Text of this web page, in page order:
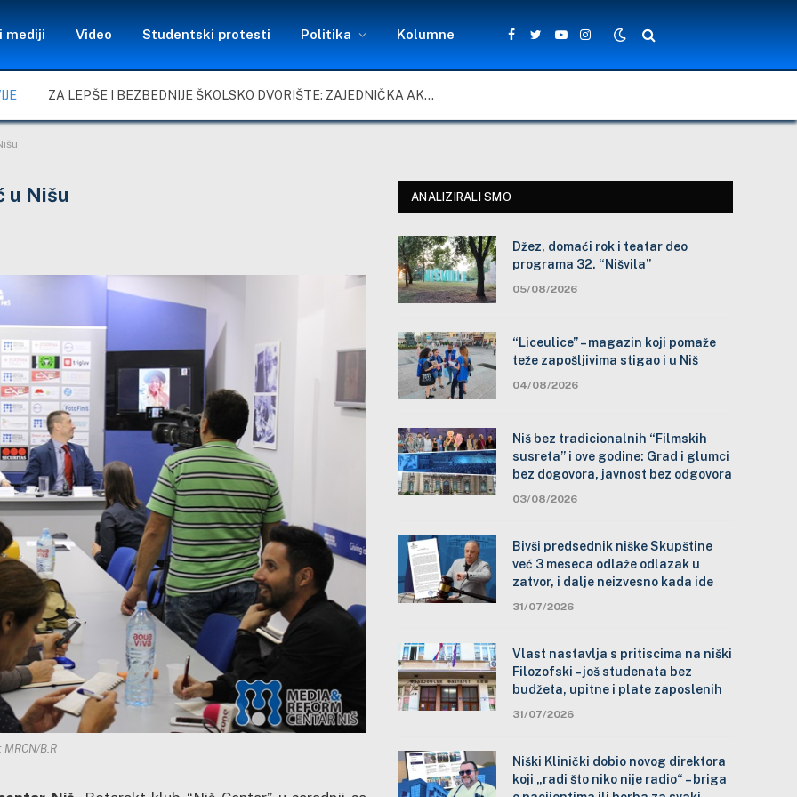
mediji Video Studentski protesti Politika Kolumne
Facebook
TwitterYouTubeInstagram
ZA LEPŠE I BEZBEDNIJE ŠKOLSKO DVORIŠTE: ZAJEDNIČKA AKCIJA MEŠTANA, NASTAVNIKA I ĐAKA U SELU VLASE KOD VRANJA
u Nišu
MRCN/B.R
ANALIZIRALI SMO
Džez, domaći rok i teatar deo
programa 32. “Nišvila”
05/08/2026
“Liceulice” – magazin koji pomaže
teže zapošljivima stigao i u Niš
04/08/2026
Niš bez tradicionalnih “Filmskih
susreta” i ove godine: Grad i glumci
bez dogovora, javnost bez odgovora
03/08/2026
Bivši predsednik niške Skupštine
već 3 meseca odlaže odlazak u
zatvor, i dalje neizvesno kada ide
31/07/2026
Vlast nastavlja s pritiscima na niški
Filozofski – još studenata bez
budžeta, upitne i plate zaposlenih
31/07/2026
Niški Klinički dobio novog direktora
koji „radi što niko nije radio“ – briga